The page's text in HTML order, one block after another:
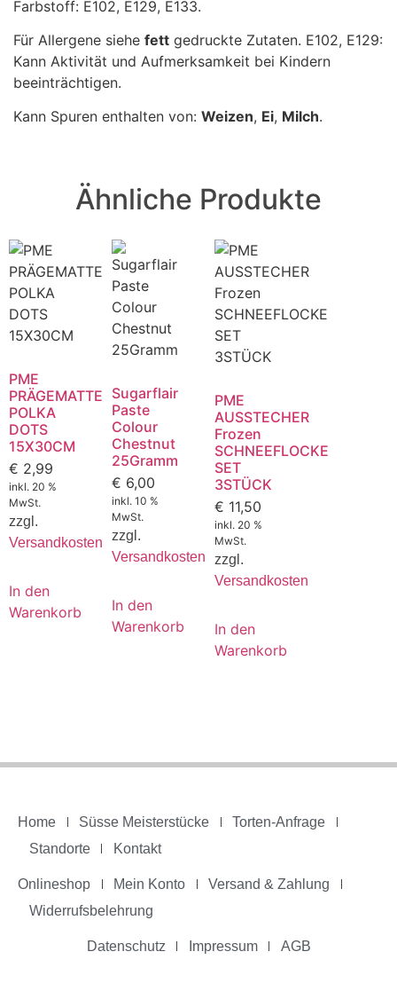
Farbstoff: E102, E129, E133.
Für Allergene siehe fett gedruckte Zutaten. E102, E129:
Kann Aktivität und Aufmerksamkeit bei Kindern
beeinträchtigen.
Kann Spuren enthalten von: Weizen, Ei, Milch.
Ähnliche Produkte
PME
PRÄGEMATTE
POLKA
DOTS
15X30CM
€ 2,99
inkl. 20 %
MwSt.
zzgl.
Versandkosten
In den
Warenkorb
Sugarflair
Paste
Colour
Chestnut
25Gramm
€ 6,00
inkl. 10 %
MwSt.
zzgl.
Versandkosten
In den
Warenkorb
PME
AUSSTECHER
Frozen
SCHNEEFLOCKE
SET
3STÜCK
€ 11,50
inkl. 20 %
MwSt.
zzgl.
Versandkosten
In den
Warenkorb
Home Süsse Meisterstücke
Torten-Anfrage
Standorte
Kontakt
Onlineshop Mein Konto
Versand & Zahlung
Widerrufsbelehrung
Datenschutz Impressum AGB